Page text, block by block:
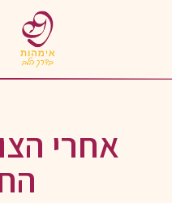
אחרי